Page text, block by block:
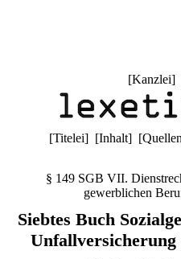
[Kanzlei]
[Titelei] [Inhalt] [Quellen
§ 149 SGB VII.
gewerblichen
Siebtes Buch
Unfallversicherung